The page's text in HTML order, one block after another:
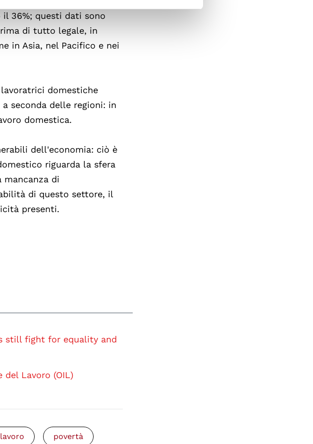
36%; questi dati sono
di tutto legale, in
in Asia, nel Pacifico e nei
domestiche
seconda delle regioni: in
domestica.
dell'economia: ciò è
riguarda la sfera
di
di questo settore, il
presenti.
still fight for equality and
del Lavoro (OIL)
lavoro povertà